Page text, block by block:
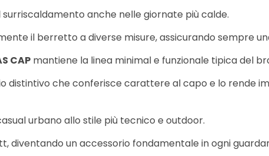
anche nelle giornate più calde.
il berretto a diverse misure, assicurando sempre
CAPmantiene la linea minimal e funzionale tipica del
distintivo che conferisce carattere al capo e lo rende
urbano allo stile più tecnico e outdoor.
un accessorio fondamentale in ogni